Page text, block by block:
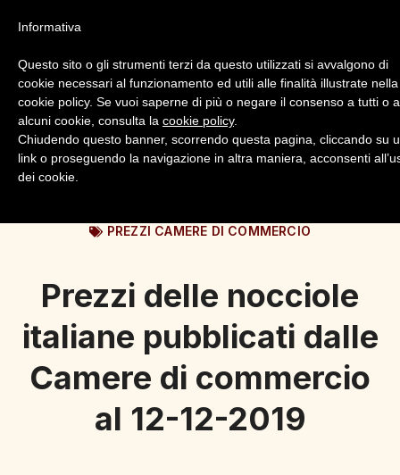
Login Registrazione
PREZZI CAMERE DI COMMERCIO
Prezzi delle nocciole
italiane pubblicati dalle
Camere di commercio
al 12-12-2019
Informativa
Questo sito o gli strumenti terzi da questo utilizzati si avvalgono di
cookie necessari al funzionamento ed utili alle finalità illustrate nella
cookie policy. Se vuoi saperne di più o negare il consenso a tutti o
alcuni cookie, consulta la cookie policy.
Chiudendo questo banner, scorrendo questa pagina, cliccando su
link o proseguendo la navigazione in altra maniera, acconsenti
dei cookie.